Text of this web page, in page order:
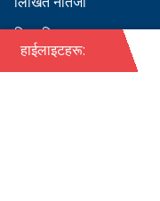
सिफारिस
हाईलाइटहरू:
वार्षिक कार्यतालिका